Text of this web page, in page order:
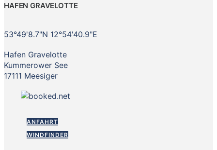
HAFEN GRAVELOTTE
53°49'8.7"N 12°54'40.9"E
Hafen Gravelotte
Kummerower See
17111 Meesiger
ANFAHRT
WINDFINDER